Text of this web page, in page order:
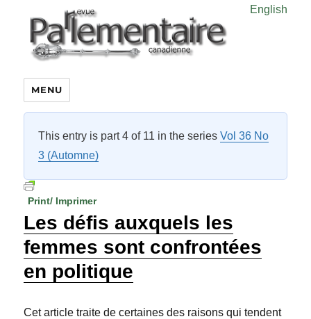
English
MENU
This entry is part 4 of 11 in the seriesVol 36 No
3 (Automne)
Print/ Imprimer
Les défis auxquels les
femmes sont confrontées
en politique
Cet article traite de certaines des raisons qui tendent